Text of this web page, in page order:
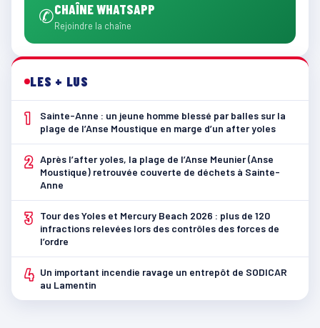
✆CHAÎNE WHATSAPP
Rejoindre la chaîne
LES + LUS
1
Sainte-Anne : un jeune homme blessé par balles sur la
plage de l’Anse Moustique en marge d’un after yoles
2 Après l’after yoles, la plage de l’Anse Meunier (Anse
Moustique) retrouvée couverte de déchets à Sainte-
Anne
3
Tour des Yoles et Mercury Beach 2026 : plus de 120
infractions relevées lors des contrôles des forces de
l’ordre
4 Un important incendie ravage un entrepôt de SODICAR
au Lamentin